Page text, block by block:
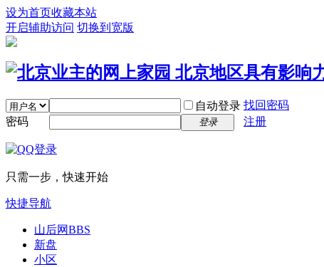
设为首页收藏本站
开启辅助访问 切换到宽版
自动登录 找回密码
密码
登录 注册
只需一步，快速开始
快捷导航
山后网BBS
新盘
小区